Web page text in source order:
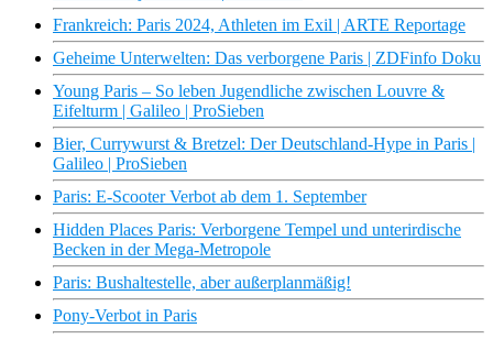
Frankreich: Paris 2024, Athleten im Exil | ARTE Reportage
Geheime Unterwelten: Das verborgene Paris | ZDFinfo Doku
Young Paris – So leben Jugendliche zwischen Louvre &
Eifelturm | Galileo | ProSieben
Bier, Currywurst & Bretzel: Der Deutschland-Hype in Paris |
Galileo | ProSieben
Paris: E-Scooter Verbot ab dem 1. September
Hidden Places Paris: Verborgene Tempel und unterirdische
Becken in der Mega-Metropole
Paris: Bushaltestelle, aber außerplanmäßig!
Pony-Verbot in Paris